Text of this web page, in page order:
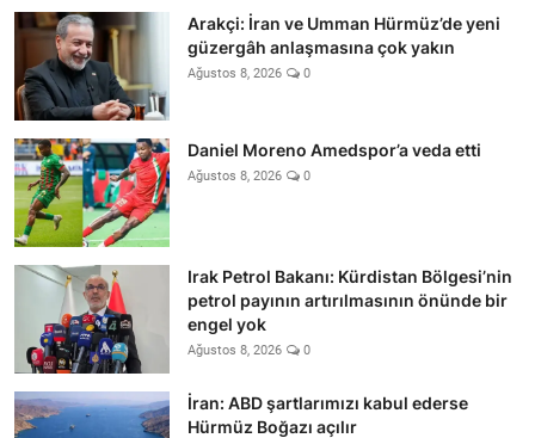
Arakçi: İran ve Umman Hürmüz’de yeni
güzergâh anlaşmasına çok yakın
Ağustos 8, 2026 0
Daniel Moreno Amedspor’a veda etti
Ağustos 8, 2026 0
Irak Petrol Bakanı: Kürdistan Bölgesi’nin
petrol payının artırılmasının önünde bir
engel yok
Ağustos 8, 2026 0
İran: ABD şartlarımızı kabul ederse
Hürmüz Boğazı açılır